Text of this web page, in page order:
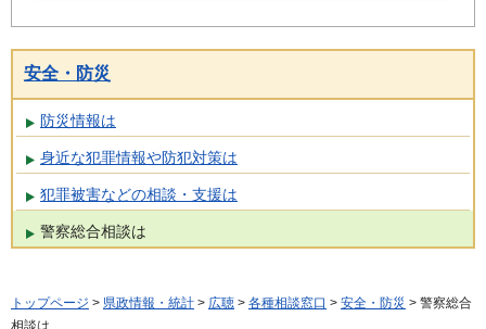
安全・防災
防災情報は
身近な犯罪情報や防犯対策は
犯罪被害などの相談・支援は
警察総合相談は
トップページ > 県政情報・統計 > 広聴 > 各種相談窓口 > 安全・防災 > 警察総合
相談は